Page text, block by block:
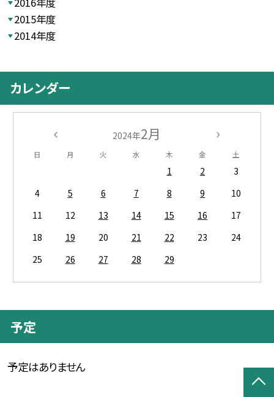
2015年度
2014年度
カレンダー
2024年2月
日 月 火 水 木 金 土
1 2
3
4
5 6 7 8 9
10
11
12 13 14 15 16
17
18
19 20 21 22 23
24
25
26 27 28 29
予定
予定はありません